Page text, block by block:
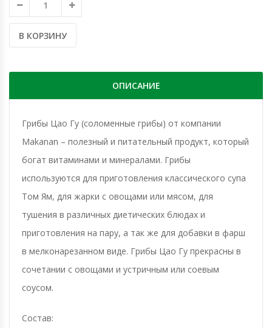
В КОРЗИНУ
ОПИСАНИЕ
Грибы Цао Гу (соломенные грибы) от компании
Makanan – полезный и питательный продукт, который
богат витаминами и минералами. Грибы
используются для приготовления классического супа
Том Ям, для жарки с овощами или мясом, для
тушения в различных диетических блюдах и
приготовления на пару, а так же для добавки в фарш
в мелконарезанном виде. Грибы Цао Гу прекрасны в
сочетании с овощами и устричным или соевым
соусом.
Состав: